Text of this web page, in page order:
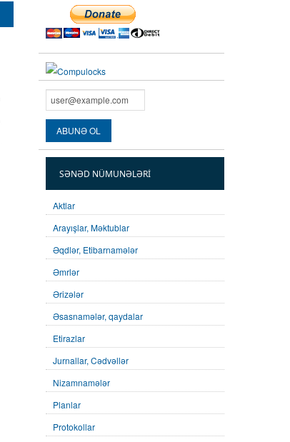
SƏNƏD NÜMUNƏLƏRI
Aktlar
Arayışlar, Məktublar
Əqdlər, Etibarnamələr
Əmrlər
Ərizələr
Əsasnamələr, qaydalar
Etirazlar
Jurnallar, Cədvəllər
Nizamnamələr
Planlar
Protokollar